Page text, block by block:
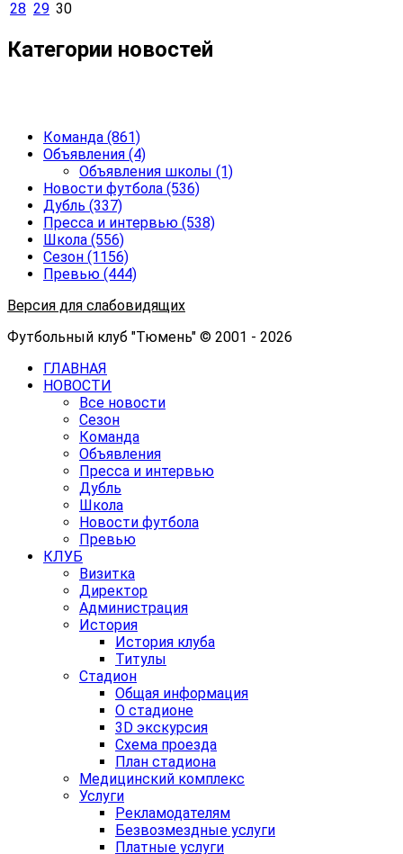
28 29 30
Категории новостей
Команда (861)
Объявления (4)
Объявления школы (1)
Новости футбола (536)
Дубль (337)
Пресса и интервью (538)
Школа (556)
Сезон (1156)
Превью (444)
Версия для слабовидящих
Футбольный клуб "Тюмень" © 2001 - 2026
ГЛАВНАЯ
НОВОСТИ
Все новости
Сезон
Команда
Объявления
Пресса и интервью
Дубль
Школа
Новости футбола
Превью
КЛУБ
Визитка
Директор
Администрация
История
История клуба
Титулы
Стадион
Общая информация
О стадионе
3D экскурсия
Схема проезда
План стадиона
Медицинский комплекс
Услуги
Рекламодателям
Безвозмездные услуги
Платные услуги